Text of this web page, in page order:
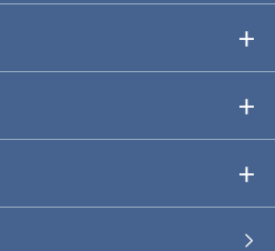
メリット